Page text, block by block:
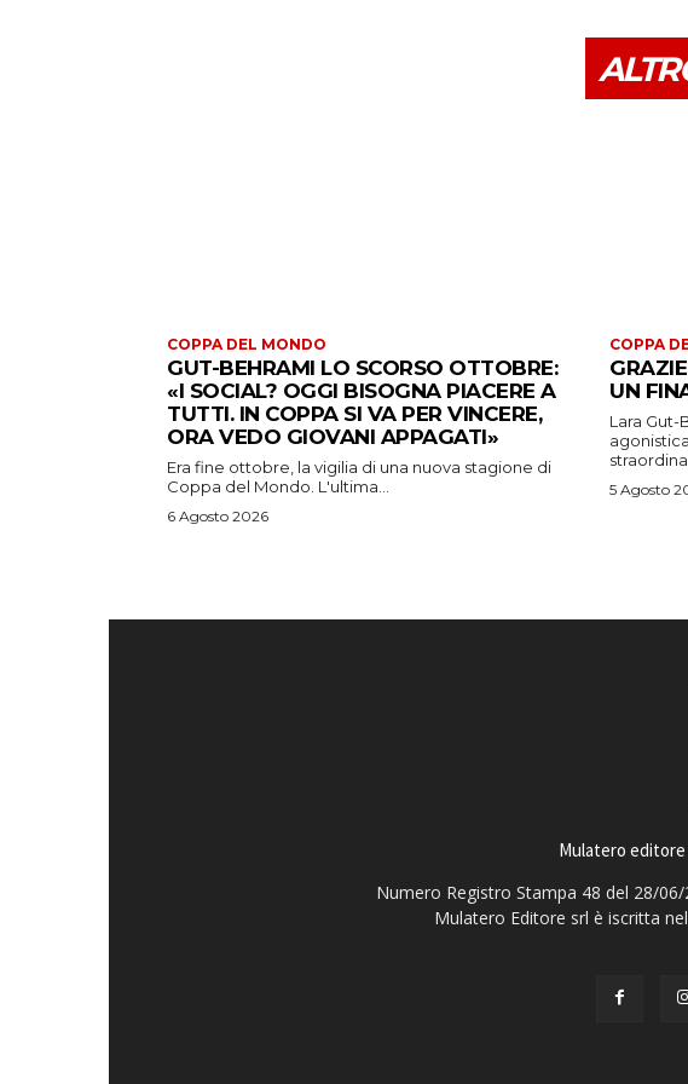
COPPA DEL MONDO
GUT-BEHRAMI LO SCORSO OTTOBRE:
«I SOCIAL? OGGI BISOGNA PIACERE A
TUTTI. IN COPPA SI VA PER VINCERE,
ORA VEDO GIOVANI APPAGATI»
Era fine ottobre, la vigilia di una nuova stagione di
Coppa del Mondo. L'ultima...
6 Agosto 2026
COPPA
UN
Lara
5 Agosto
Mulatero editore
Numero Registro Stampa 48 del 28/
Mulatero Editore srl è iscritta